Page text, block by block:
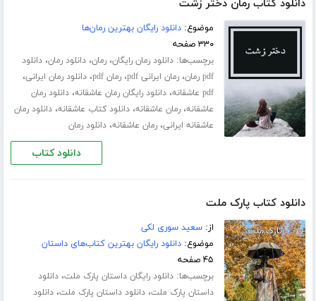
دانلود کتاب رمان دختر زشت
موضوع:دانلود رایگان بهترین رمان‌ها
۳۳۰ صفحه
برچسب‌ها:دانلود رمان رایگان،رمان،دانلود رمان،دانلود
pdf رمان
،رمان ایرانی pdf ،رمان pdf ،دانلود رمان ایرانی،
pdf عاشقانه ،دانلود رایگان رمان عاشقانه،دانلود رمان
عاشقانه،رمان عاشقانه،دانلود کتاب عاشقانه،دانلود رمان
عاشقانه ایرانی،رمان عاشقانه،دانلود رمان
دانلود کتاب
دانلود کتاب پارک ملت
از:سعید سوری لکی
موضوع:دانلود رایگان بهترین کتاب‌های داستان
۴۵ صفحه
برچسب‌ها:دانلود رایگان داستان پارک ملت،دانلود
داستان پارک ملت،دانلود داستان پارک ملت،دانلود